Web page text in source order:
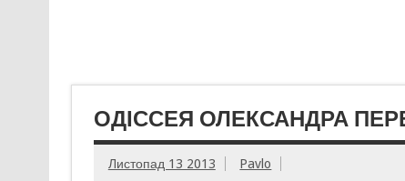
ОДІССЕЯ ОЛЕКСАНДРА
Листопад 13 2013 Pavlo